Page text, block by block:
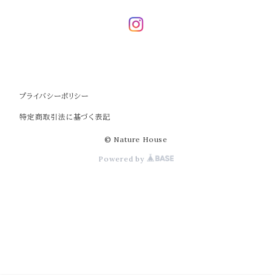
プライバシーポリシー
特定商取引法に基づく表記
© Nature House
Powered by